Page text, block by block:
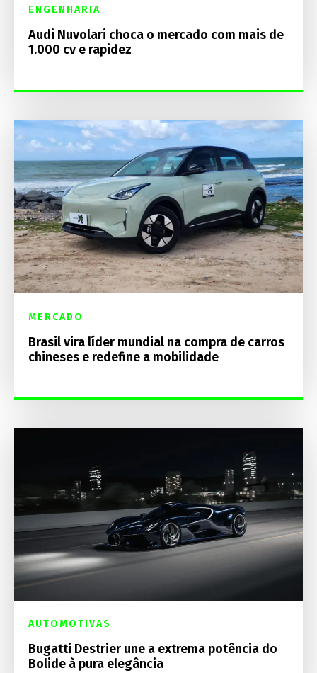
ENGENHARIA
Audi Nuvolari choca o mercado com mais de
1.000 cv e rapidez
MERCADO
Brasil vira líder mundial na compra de carros
chineses e redefine a mobilidade
AUTOMOTIVAS
Bugatti Destrier une a extrema potência do
Bolide à pura elegância